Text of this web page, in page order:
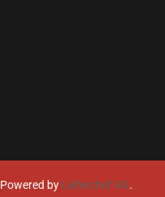
Powered by Lieferchef AG.